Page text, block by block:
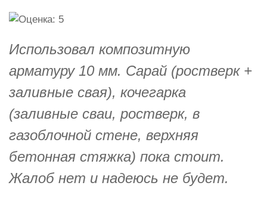
Использовал композитную
арматуру 10 мм. Сарай (ростверк +
заливные свая), кочегарка
(заливные сваи, ростверк, в
газоблочной стене, верхняя
бетонная стяжка) пока стоит.
Жалоб нет и надеюсь не будет.